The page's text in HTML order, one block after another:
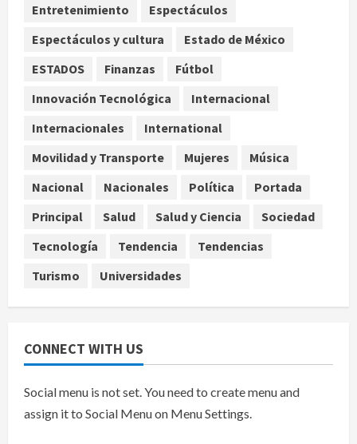
visita a Islas Salomón
4
Capturan en Zapopan a ciudadano
estadounidense buscado por
agosto 7, 2026
Nacional Portada
Detienen al exgobernador de
obstrucción en el caso Ayotzinapa
Entretenimiento
Espectáculos
Espectáculos y cultura
Estado de México
ESTADOS
Finanzas
Fútbol
Innovación Tecnológica
Internacional
Internacionales
International
Movilidad y Transporte
Mujeres
Música
Nacional
Nacionales Política
Portada
Principal
Salud Salud y Ciencia
Sociedad
Tecnología
Tendencia
Tendencias
Turismo
Universidades
CONNECT WITH US
Social menu is not set. You need to create menu and
assign it to Social Menu on Menu Settings.